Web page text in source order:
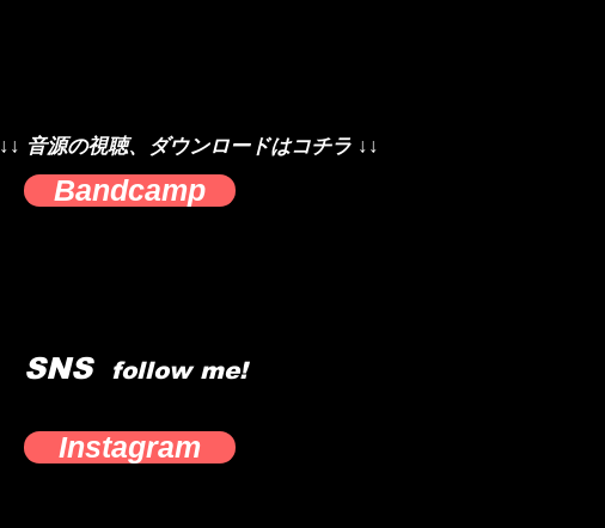
↓↓ 音源の視聴、ダウンロードはコチラ ↓↓
Bandcamp
SNS follow me​!
Instagram